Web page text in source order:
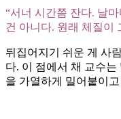
“서너 시간쯤 잔다. 날
건 아니다. 원래 체질이
뒤집어지기 쉬운 게 사
다. 이 점에서 채 교수
을 가열하게 밀어붙이